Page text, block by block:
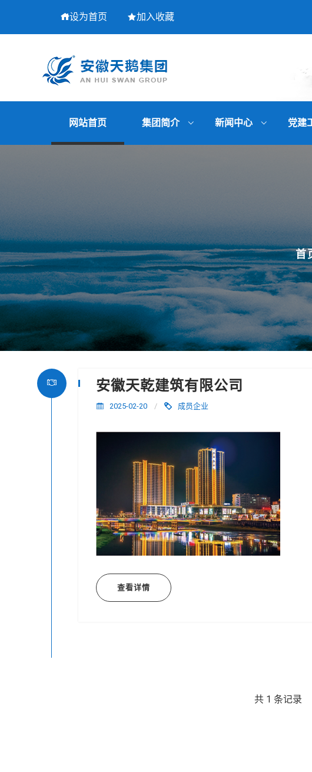
设为首页 加入收藏
网站首页 集团简介 新闻中心 党建
首
安徽天乾建筑有限公司
2025-02-20 / 成员企业
查看详情
共 1 条记录